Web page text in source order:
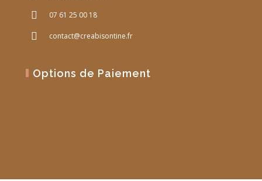
07 61 25 00 18
contact@creabisontine.fr
Options de Paiement